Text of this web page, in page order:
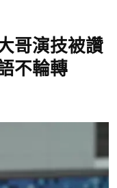
哥演技被讚
不輪轉